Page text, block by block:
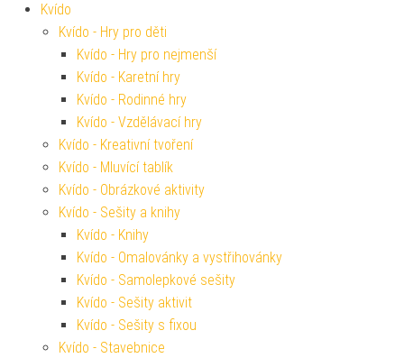
Kvído
Kvído - Hry pro děti
Kvído - Hry pro nejmenší
Kvído - Karetní hry
Kvído - Rodinné hry
Kvído - Vzdělávací hry
Kvído - Kreativní tvoření
Kvído - Mluvící tablík
Kvído - Obrázkové aktivity
Kvído - Sešity a knihy
Kvído - Knihy
Kvído - Omalovánky a vystřihovánky
Kvído - Samolepkové sešity
Kvído - Sešity aktivit
Kvído - Sešity s fixou
Kvído - Stavebnice